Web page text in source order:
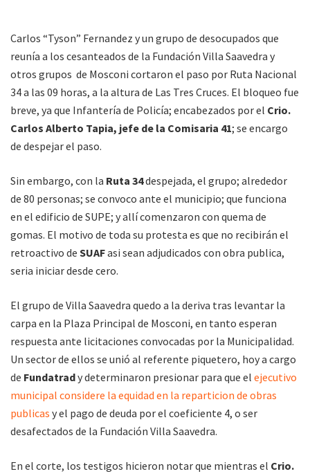
Carlos “Tyson” Fernandez y un grupo de desocupados que
reunía a los cesanteados de la Fundación Villa Saavedra y
otros grupos de Mosconi cortaron el paso por Ruta Nacional
34 a las 09 horas, a la altura de Las Tres Cruces. El bloqueo fue
breve, ya que Infantería de Policía; encabezados por el Crio.
Carlos Alberto Tapia, jefe de la Comisaria 41; se encargo
de despejar el paso.
Sin embargo, con la Ruta 34despejada, el grupo; alrededor
de 80 personas; se convoco ante el municipio; que funciona
en el edificio de SUPE; y allí comenzaron con quema de
gomas. El motivo de toda su protesta es que no recibirán el
retroactivo de SUAFasi sean adjudicados con obra publica,
seria iniciar desde cero.
El grupo de Villa Saavedra quedo a la deriva tras levantar la
carpa en la Plaza Principal de Mosconi, en tanto esperan
respuesta ante licitaciones convocadas por la Municipalidad.
Un sector de ellos se unió al referente piquetero, hoy a cargo
de Fundatrady determinaron presionar para que el ejecutivo
municipal considere la equidad en la reparticion de obras
publicas y el pago de deuda por el coeficiente 4, o ser
desafectados de la Fundación Villa Saavedra.
En el corte, los testigos hicieron notar que mientras el Crio.